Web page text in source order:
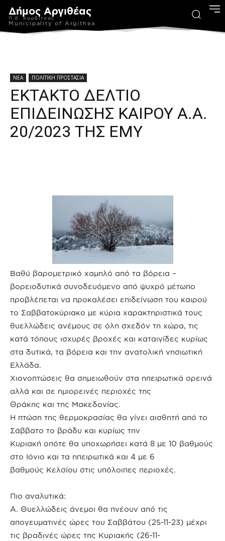
Δήμος Αργιθέας
Π.Ε. Καρδίτσας
Municipality of Argithea
ΝΕΑ ΠΟΛΙΤΙΚΗ ΠΡΟΣΤΑΣΙΑ
ΕΚΤΑΚΤΟ ΔΕΛΤΙΟ
ΕΠΙΔΕΙΝΩΣΗΣ ΚΑΙΡΟΥ Α.Α.
20/2023 ΤΗΣ ΕΜΥ
Βαθύ βαρομετρικό χαμηλό από τα βόρεια –
βορειοδυτικά συνοδευόμενο από ψυχρό μέτωπο
προβλέπεται να προκαλέσει επιδείνωση του καιρού
το Σαββατοκύριακο με κύρια χαρακτηριστικά τους
θυελλώδεις ανέμους σε όλη σχεδόν τη χώρα, τις
κατά τόπους ισχυρές βροχές και καταιγίδες κυρίως
στα δυτικά, τα βόρεια και την ανατολική νησιωτική
Ελλάδα.
Χιονοπτώσεις θα σημειωθούν στα ηπειρωτικά ορεινά
αλλά και σε ημιορεινές περιοχές της
Θράκης και της Μακεδονίας.
Η πτώση της θερμοκρασίας θα γίνει αισθητή από το
Σάββατο το βράδυ και κυρίως την
Κυριακή οπότε θα υποχωρήσει κατά 8 με 10 βαθμούς
στο Ιόνιο και τα ηπειρωτικά και 4 με 6
βαθμούς Κελσίου στις υπόλοιπες περιοχές.
Πιο αναλυτικά:
Α. Θυελλώδεις άνεμοι θα πνέουν από τις
απογευματινές ώρες του Σαββάτου (25-11-23) μέχρι
τις βραδινές ώρες της Κυριακής (26-11-